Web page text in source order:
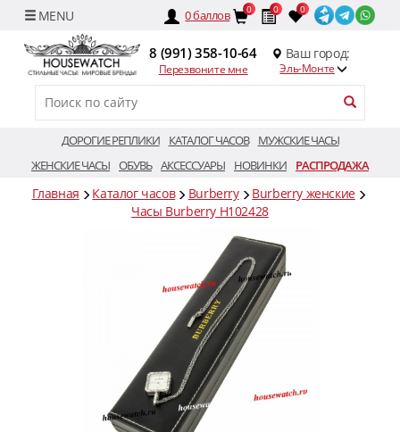
0баллов 0 0 0
8 (991) 358-10-64
Перезвоните мне
Ваш город:
Эль-Монте
ДОРОГИЕ РЕПЛИКИ КАТАЛОГ ЧАСОВ
МУЖСКИЕ ЧАСЫ
ЖЕНСКИЕ ЧАСЫ ОБУВЬ АКСЕССУАРЫ НОВИНКИ РАСПРОДАЖА
Главная Каталог часов Burberry
Burberry женские
Часы Burberry H102428